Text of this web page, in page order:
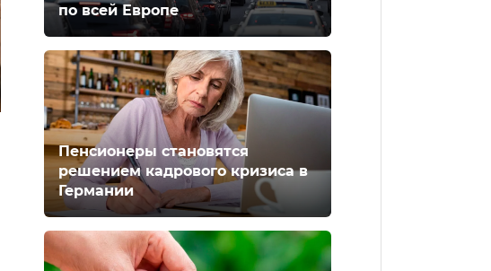
по всей Европе
Пенсионеры становятся
решением кадрового кризиса в
Германии